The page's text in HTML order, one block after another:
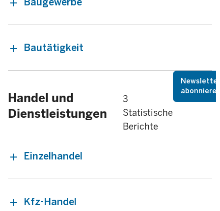
Bautätigkeit
Handel und
Dienstleistungen
3
Statistische
Berichte
Newsletter
Einzelhandel
Kfz-Handel